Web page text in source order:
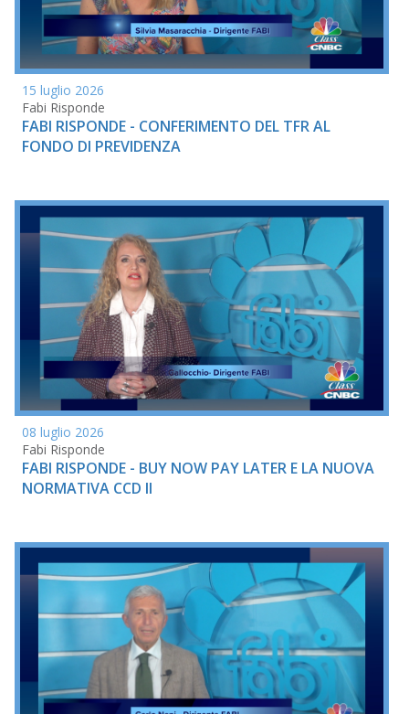
15 luglio 2026
Fabi Risponde
FABI RISPONDE - CONFERIMENTO DEL TFR AL
FONDO DI PREVIDENZA
08 luglio 2026
Fabi Risponde
FABI RISPONDE - BUY NOW PAY LATER E LA NUOVA
NORMATIVA CCD II